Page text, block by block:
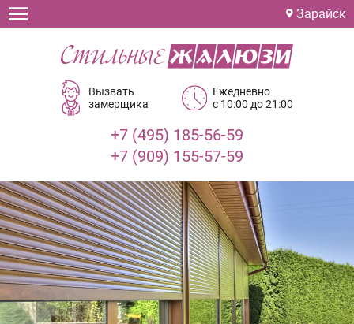
Зарайск
Вызвать
замерщика
Ежедневно
с 10:00 до 21:00
+7 (495) 185-56-59
+7 (909) 155-57-59